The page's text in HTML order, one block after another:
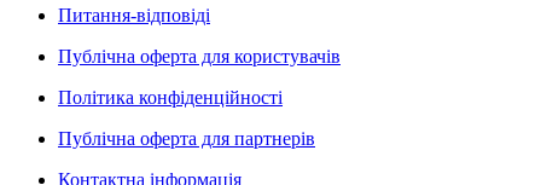
Питання-відповіді
Публічна оферта для користувачів
Політика конфіденційності
Публічна оферта для партнерів
Контактна інформація